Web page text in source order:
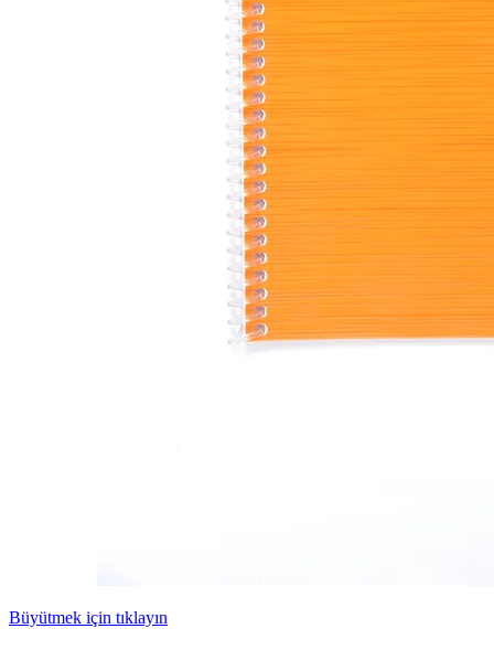
Büyütmek için tıklayın